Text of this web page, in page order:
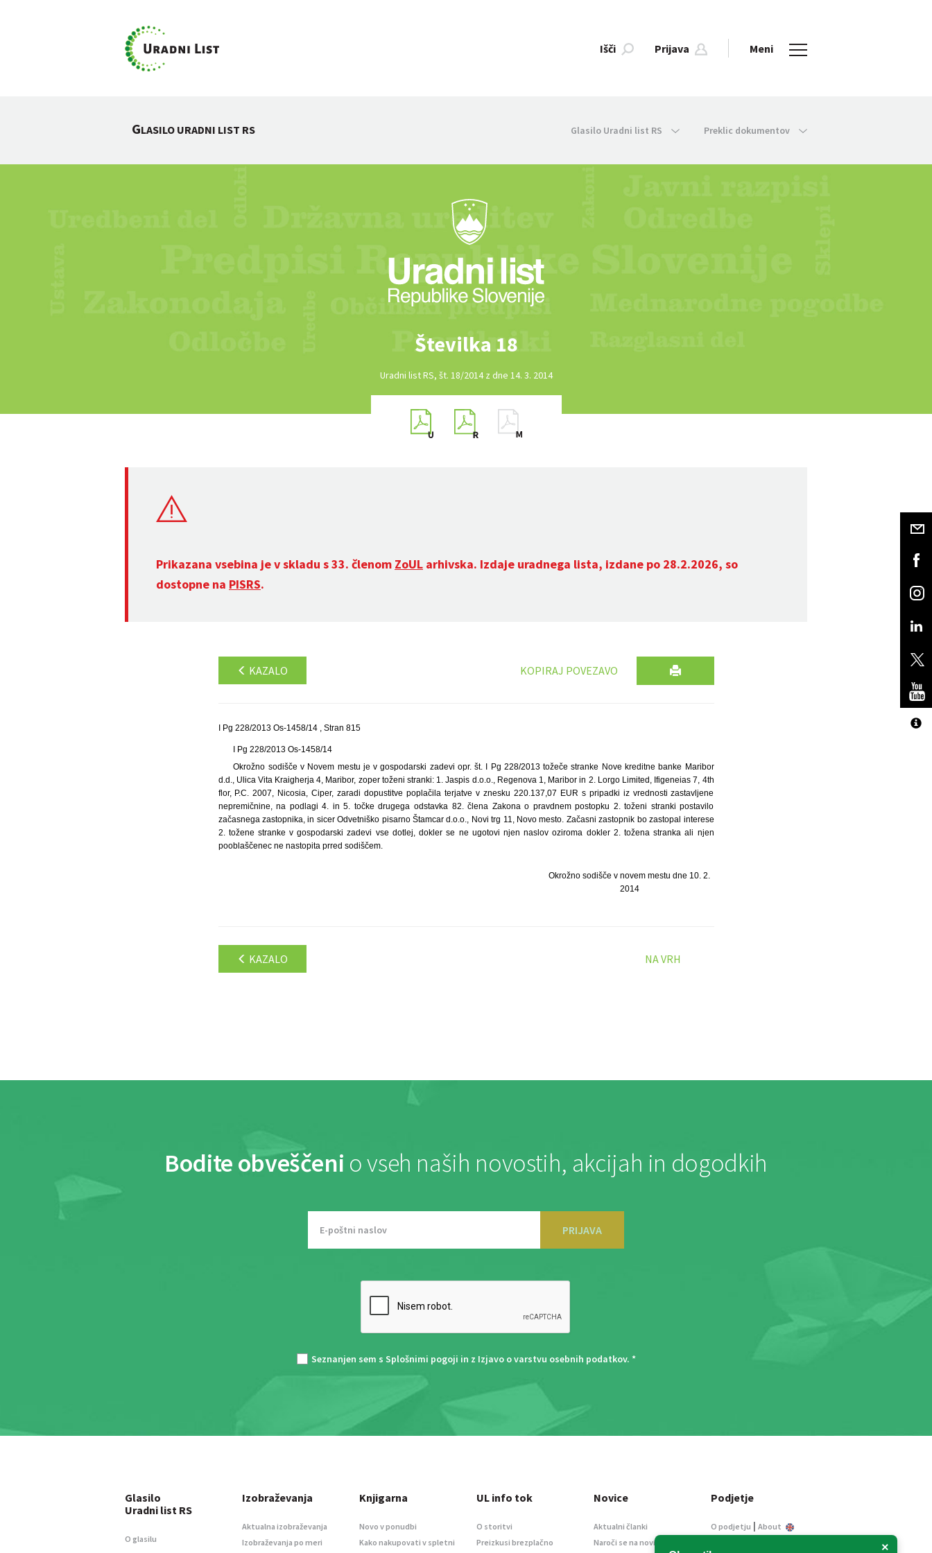
Išči Prijava Meni
GLASILO URADNI LIST RS Glasilo Uradni list RS Preklic dokumentov
Številka 18
Uradni list RS, št. 18/2014 z dne 14. 3. 2014
Prikazana vsebina je v skladu s 33. členom ZoUL arhivska. Izdaje uradnega lista, izdane po 28.2.2026, so
dostopne na PISRS.
KAZALO KOPIRAJ POVEZAVO
I Pg 228/2013 Os-1458/14 , Stran 815
I Pg 228/2013 Os-1458/14
Okrožno sodišče v Novem mestu je v gospodarski zadevi opr. št. I Pg 228/2013 tožeče stranke Nove kreditne banke Maribor
d.d., Ulica Vita Kraigherja 4, Maribor, zoper toženi stranki: 1. Jaspis d.o.o., Regenova 1, Maribor in 2. Lorgo Limited, Ifigeneias 7, 4th
flor, P.C. 2007, Nicosia, Ciper, zaradi dopustitve poplačila terjatve v znesku 220.137,07 EUR s pripadki iz vrednosti zastavljene
nepremičnine, na podlagi 4. in 5. točke drugega odstavka 82. člena Zakona o pravdnem postopku 2. toženi stranki postavilo
začasnega zastopnika, in sicer Odvetniško pisarno Štamcar d.o.o., Novi trg 11, Novo mesto. Začasni zastopnik bo zastopal interese
2. tožene stranke v gospodarski zadevi vse dotlej, dokler se ne ugotovi njen naslov oziroma dokler 2. tožena stranka ali njen
pooblaščenec ne nastopita prred sodiščem.
Okrožno sodišče v novem mestu dne 10. 2.
2014
KAZALO NA VRH
Bodite obveščeni o vseh naših novostih, akcijah in dogodkih
PRIJAVA
Seznanjen sem s Splošnimi pogoji in z Izjavo o varstvu osebnih podatkov. *
×
Glasilo
Uradni list RS
O glasilu
Izobraževanja
Aktualna izobraževanja
Izobraževanja po meri
Knjigarna
Novo v ponudbi
Kako nakupovati v spletni
UL info tok
O storitvi
Preizkusi brezplačno
Novice
Aktualni članki
Naroči se na novice
Podjetje
O podjetju | About